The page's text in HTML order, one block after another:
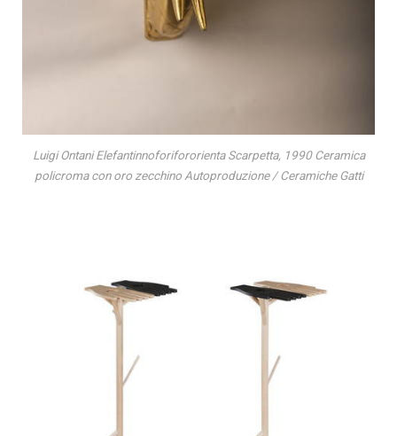
Luigi Ontani Elefantinnoforifororienta Scarpetta, 1990 Ceramica
policroma con oro zecchino Autoproduzione / Ceramiche Gatti